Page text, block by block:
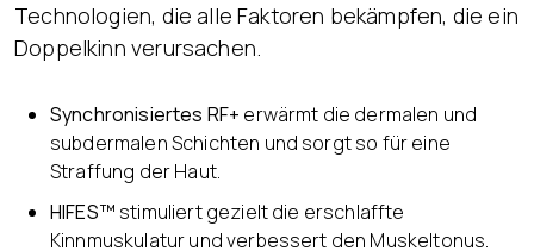
Technologien, die alle Faktoren bekämpfen, die ein
Doppelkinn verursachen.
Synchronisiertes RF+ erwärmt die dermalen und
subdermalen Schichten und sorgt so für eine
Straffung der Haut.
HIFES™ stimuliert gezielt die erschlaffte
Kinnmuskulatur und verbessert den Muskeltonus.